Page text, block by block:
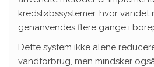
kredsløbssystemer, hvor vandet
genanvendes flere gange i
Dette system ikke alene
vandforbrug, men mindsker